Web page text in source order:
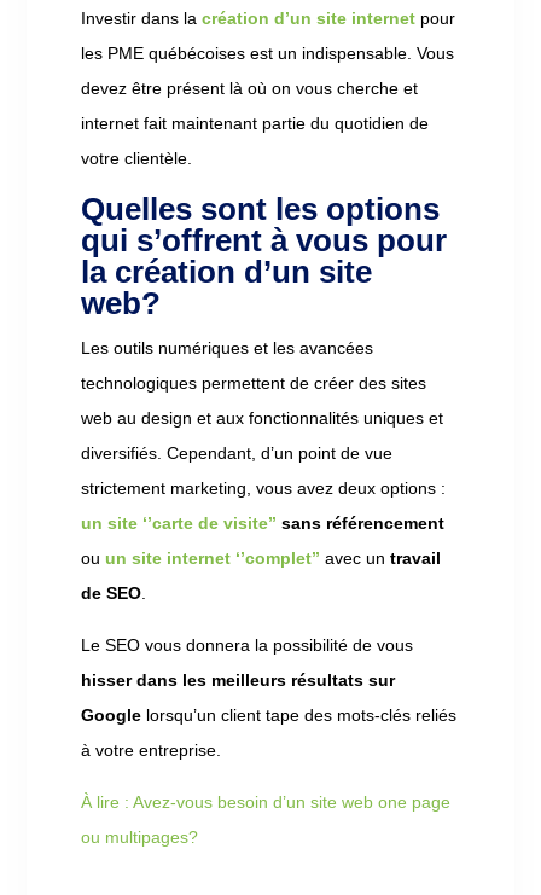
Investir dans lacréation d’un site internet pour
les PME québécoises est un indispensable. Vous
devez être présent là où on vous cherche et
internet fait maintenant partie du quotidien de
votre clientèle.
Quelles sont les options
qui s’offrent à vous pour
la création d’un site
web?
Les outils numériques et les avancées
technologiques permettent de créer des sites
web au design et aux fonctionnalités uniques et
diversifiés. Cependant, d’un point de vue
strictement marketing, vous avez deux options :
un site ‘’carte de visite’’ sans référencement
ou un site internet ‘’complet’’ avec untravail
de SEO.
Le SEO vous donnera la possibilité de vous
hisser dans les meilleurs résultats sur
Google lorsqu’un client tape des mots-clés reliés
à votre entreprise.
À lire : Avez-vous besoin d’un site web one page
ou multipages?